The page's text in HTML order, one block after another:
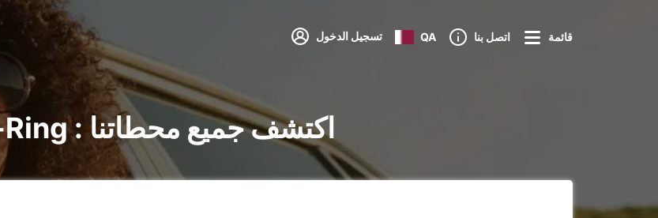
تسجيل الدخول QA اتصل بنا قائمة
تأجير السيارات في Kippa-Ring : اكتشف جميع محطاتنا